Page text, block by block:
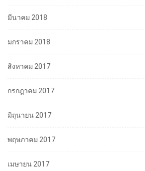
มีนาคม 2018
มกราคม 2018
สิงหาคม 2017
กรกฎาคม 2017
มิถุนายน 2017
พฤษภาคม 2017
เมษายน 2017